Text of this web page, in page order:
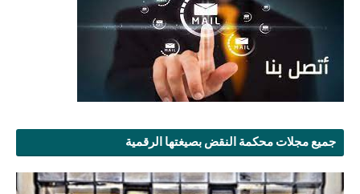
جميع مجلات محكمة النقض بصيغتها الرقمية